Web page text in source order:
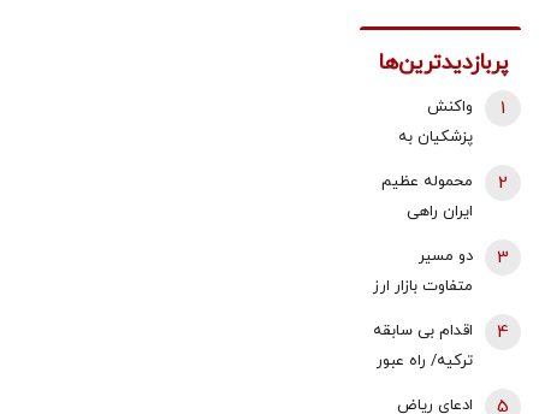
پربازدیدترین‌ها
واکنش
پزشکیان به
دبیری شعام/
استعفا تایید
شد؟
1
محموله عظیم
ایران راهی
2
دو مسیر
متفاوت بازار ارز
یک‌کاناله دلار
در برابر جهش
قیمت طلا |
3
اقدام بی سابقه
ترکیه/ راه عبور
4
ادعای ریاض 5